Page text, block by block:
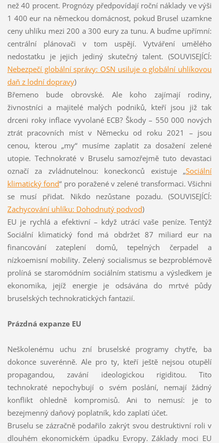
než 40 procent. Prognózy předpovídají roční náklady ve výši
1 400 eur na německou domácnost, pokud Brusel uzamkne
ceny uhlíku mezi 200 a 300 eury za tunu. A buďme upřímní:
centrální plánovači v tom uspějí. Vytváření umělého
nedostatku je jejich jediný skutečný talent. (SOUVISEJÍCÍ:
Nebezpečí globální správy: OSN usiluje o globální uhlíkovou
daň z lodní dopravy)
Břemeno bude obrovské. Ale koho zajímají rodiny,
živnostníci a majitelé malých podniků, kteří jsou již tak
drceni roky inflace vyvolané ECB? Škody – 550 000 nových
ztrát pracovních míst v Německu od roku 2021 – jsou
cenou, kterou „my“ musíme zaplatit za dosažení zelené
utopie. Technokraté v Bruselu samozřejmě tuto devastaci
označí za zvládnutelnou: koneckonců existuje „Sociální
klimatický fond“ pro poražené v zelené transformaci. Všichni
se musí přidat. Nikdo nezůstane pozadu. (SOUVISEJÍCÍ:
Zachycování uhlíku: Dohodnutý podvod)
EU je rychlá a efektivní – když utrácí vaše peníze. Tentýž
Sociální klimatický fond má obdržet 87 miliard eur na
financování zateplení domů, tepelných čerpadel a
nízkoemisní mobility. Zelený socialismus se bezproblémově
prolíná se staromódním sociálním statismu a výsledkem je
ekonomika, jejíž energie je odsávána do mrtvé půdy
bruselských technokratických fantazií.
Prázdná expanze EU
Neškolenému uchu zní bruselské programy chytře, ba
dokonce suverénně. Ale pro ty, kteří ještě nejsou otupělí
propagandou, zavání ideologickou rigiditou. Tito
technokraté nepochybují o svém poslání, nemají žádný
konflikt ohledně kompromisů. Ani to nemusí: je to
bezejmenný daňový poplatník, kdo zaplatí účet.
Bruselu se zázračně podařilo zakrýt svou destruktivní roli v
dlouhém ekonomickém úpadku Evropy. Základy moci EU